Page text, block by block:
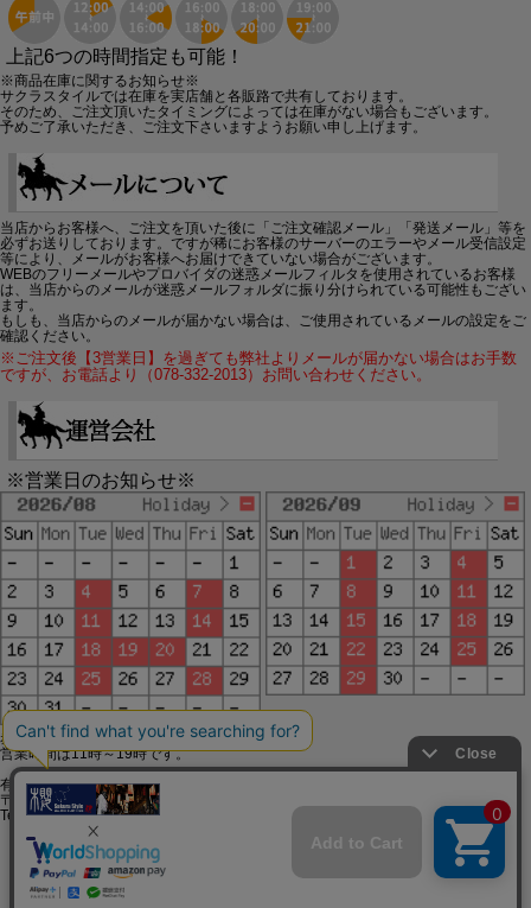
上記6つの時間指定も可能！
※商品在庫に関するお知らせ※
サクラスタイルでは在庫を実店舗と各販路で共有しております。
そのため、ご注文頂いたタイミングによっては在庫がない場合もございます。
予めご了承いただき、ご注文下さいますようお願い申し上げます。
当店からお客様へ、ご注文を頂いた後に「ご注文確認メール」「発送メール」等を
必ずお送りしております。ですが稀にお客様のサーバーのエラーやメール受信設定
等により、メールがお客様へお届けできていない場合がございます。
WEBのフリーメールやプロバイダの迷惑メールフィルタを使用されているお客様
は、当店からのメールが迷惑メールフォルダに振り分けられている可能性もござい
ます。
もしも、当店からのメールが届かない場合は、ご使用されているメールの設定をご
確認ください。
※ご注文後【3営業日】を過ぎても弊社よりメールが届かない場合はお手数
ですが、お電話より（078-332-2013）お問い合わせください。
※営業日のお知らせ※
赤字で塗られた日は配送定休日です。
営業時間は11時～19時です。
有限会社ジップジップ SakuraStyle通販事業部
〒650-0021 神戸市中央区三宮町3-9-19イトウビル1,4F
Tel:078-332-2013 FAX:078-333-6644
SSL/TLSとは?